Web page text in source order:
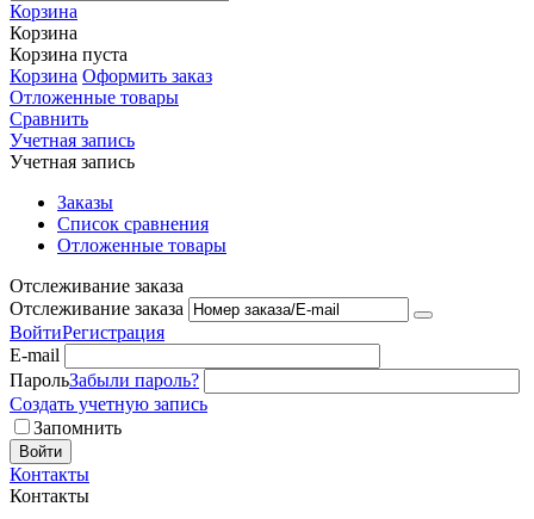
Корзина
Корзина
Корзина пуста
Корзина Оформить заказ
Отложенные товары
Сравнить
Учетная запись
Учетная запись
Заказы
Список сравнения
Отложенные товары
Отслеживание заказа
Отслеживание заказа
ВойтиРегистрация
E-mail
ПарольЗабыли пароль?
Создать учетную запись
Запомнить
Войти
Контакты
Контакты